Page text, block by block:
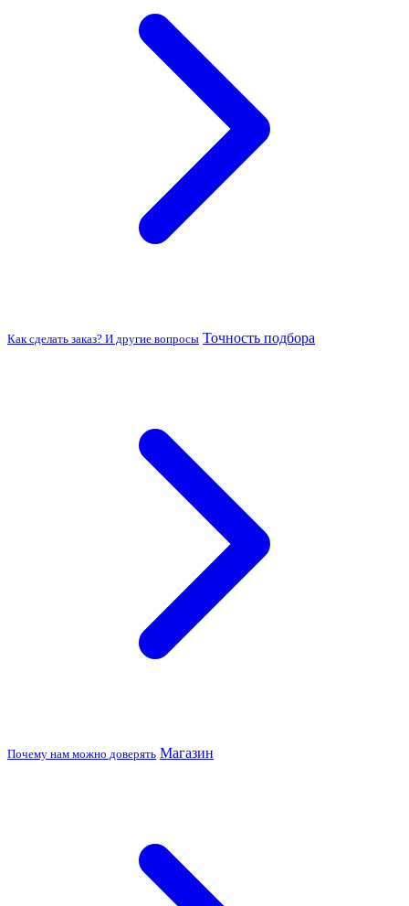
Как сделать заказ? И другие вопросы Точность подбора
Почему нам можно доверять Магазин